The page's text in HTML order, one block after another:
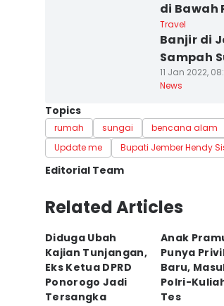
di Bawah
Travel
Banjir di
Sampah
11 Jan 2022,
News
Topics
rumah sungai bencana alam
Update me
Bupati Jember Hendy
Editorial Team
Editor
Mohamad Ulil Albab
Editor
Zumrotul Abidin
Related Articles
Diduga Ubah
Kajian Tunjangan,
Eks Ketua DPRD
Ponorogo Jadi
Tersangka
Anak
Punya
Baru,
Polri-
Tes